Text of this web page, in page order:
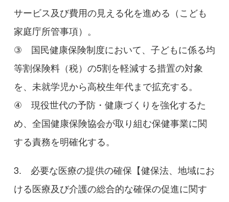
サービス及び費用の見える化を進める（こども
家庭庁所管事項）。
③ 国民健康保険制度において、子どもに係る均
等割保険料（税）の5割を軽減する措置の対象
を、未就学児から高校生年代まで拡充する。
④ 現役世代の予防・健康づくりを強化するた
め、全国健康保険協会が取り組む保健事業に関
する責務を明確化する。
3. 必要な医療の提供の確保【健保法、地域にお
ける医療及び介護の総合的な確保の促進に関す